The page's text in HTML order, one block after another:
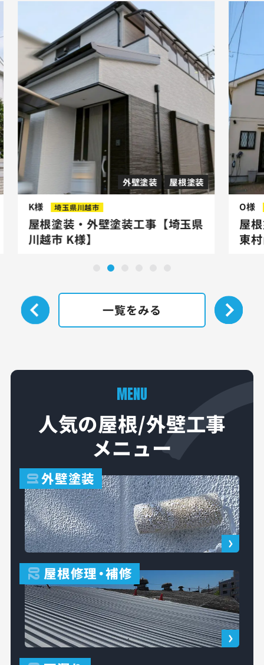
外壁塗装 屋根塗装
K様 埼玉県川越市
屋根塗装・外壁塗装工事【埼玉県
川越市 K様】
O様
屋
東
一覧をみる
MENU
人気の屋根/外壁工事
メニュー
01外壁塗装
02 屋根修理・補修